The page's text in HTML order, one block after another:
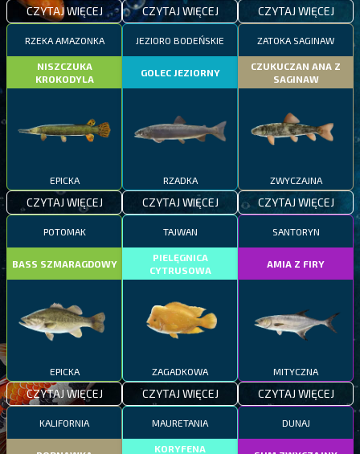
CZYTAJ WIĘCEJ CZYTAJ WIĘCEJ CZYTAJ WIĘCEJ
RZEKA AMAZONKA
NISZCZUKA
KROKODYLA
EPICKA
CZYTAJ WIĘCEJ
JEZIORO BODEŃSKIE
GOLEC JEZIORNY
RZADKA
CZYTAJ WIĘCEJ
ZATOKA SAGINAW
CZUKUCZAN ANA Z
SAGINAW
ZWYCZAJNA
CZYTAJ WIĘCEJ
POTOMAK
BASS SZMARAGDOWY
EPICKA
CZYTAJ WIĘCEJ
TAJWAN
PIELĘGNICA
CYTRUSOWA
ZAGADKOWA
CZYTAJ WIĘCEJ
SANTORYN
AMIA Z FIRY
MITYCZNA
CZYTAJ WIĘCEJ
KALIFORNIA MAURETANIA
KORYFENA
DUNAJ